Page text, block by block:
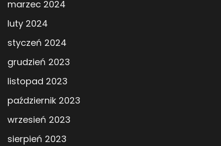
marzec 2024
luty 2024
styczeń 2024
grudzień 2023
listopad 2023
październik 2023
wrzesień 2023
sierpień 2023